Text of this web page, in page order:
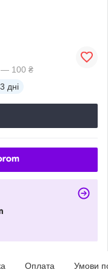
— 100 ₴
дні
Оплата Умови